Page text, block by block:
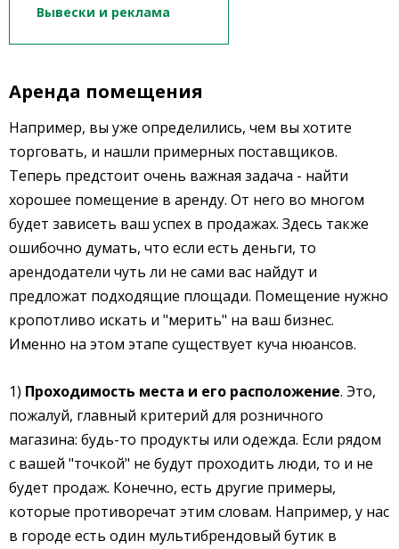
Вывески и реклама
Аренда помещения
Например, вы уже определились, чем вы хотите
торговать, и нашли примерных поставщиков.
Теперь предстоит очень важная задача - найти
хорошее помещение в аренду. От него во многом
будет зависеть ваш успех в продажах. Здесь также
ошибочно думать, что если есть деньги, то
арендодатели чуть ли не сами вас найдут и
предложат подходящие площади. Помещение нужно
кропотливо искать и "мерить" на ваш бизнес.
Именно на этом этапе существует куча нюансов.
1) Проходимость места и его расположение. Это,
пожалуй, главный критерий для розничного
магазина: будь-то продукты или одежда. Если рядом
с вашей "точкой" не будут проходить люди, то и не
будет продаж. Конечно, есть другие примеры,
которые противоречат этим словам. Например, у нас
в городе есть один мультибрендовый бутик в